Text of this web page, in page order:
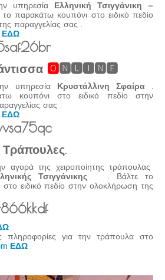
υπηρεσία Ελληνική Τσιγγάνικη –
παρακάτω κουπόνι στο ειδικό πεδίο
παραγγελίας σας .
ΕΔΩ
🅾🅽🅻🅸🅽🅴
υπηρεσίαΚρυστάλλινη Σφαίρα.
κουπόνι στο ειδικό πεδίο στην
σας .
ΕΔΩ
Τράπουλες.
αγορά της χειροποίητης τράπουλας
Τσιγγάνικης
. Βάλτε το
ειδικό πεδίο στην ολοκλήρωση της
πληροφορίες για την τράπουλα στο
ΕΔΩ